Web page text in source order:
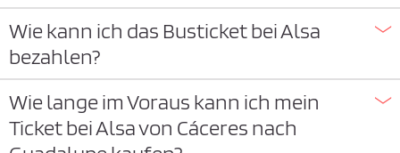
Wie kann ich das Busticket bei Alsa
bezahlen?
Wie lange im Voraus kann ich mein
Ticket bei Alsa von Cáceres nach